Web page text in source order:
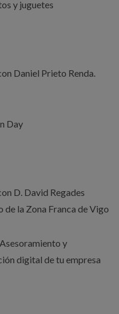
y juguetes
Daniel Prieto Renda.
Day
D. David Regades
de la Zona Franca de Vigo
y
digital de tu empresa